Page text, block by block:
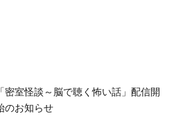
「密室怪談～脳で聴く怖い話」配信開
のお知らせ